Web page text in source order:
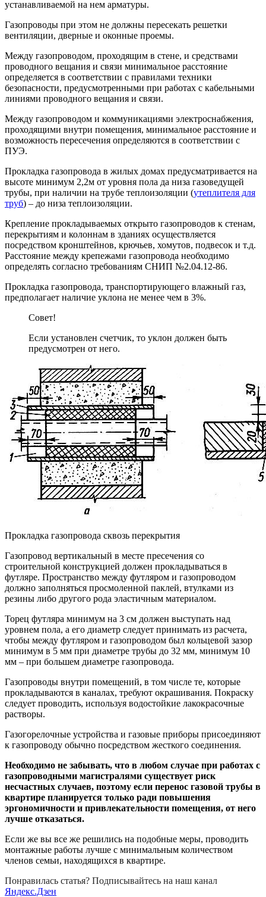
устанавливаемой на нем арматуры.
Газопроводы при этом не должны пересекать решетки
вентиляции, дверные и оконные проемы.
Между газопроводом, проходящим в стене, и средствами
проводного вещания и связи минимальное расстояние
определяется в соответствии с правилами техники
безопасности, предусмотренными при работах с кабельными
линиями проводного вещания и связи.
Между газопроводом и коммуникациями электроснабжения,
проходящими внутри помещения, минимальное расстояние и
возможность пересечения определяются в соответствии с
ПУЭ.
Прокладка газопровода в жилых домах предусматривается на
высоте минимум 2,2м от уровня пола да низа газоведущей
трубы, при наличии на трубе теплоизоляции (утеплителя для
труб) – до низа теплоизоляции.
Крепление прокладываемых открыто газопроводов к стенам,
перекрытиям и колоннам в зданиях осуществляется
посредством кронштейнов, крючьев, хомутов, подвесок и т.д.
Расстояние между крепежами газопровода необходимо
определять согласно требованиям СНИП №2.04.12-86.
Прокладка газопровода, транспортирующего влажный газ,
предполагает наличие уклона не менее чем в 3%.
Совет!
Если установлен счетчик, то уклон должен быть
предусмотрен от него.
Прокладка газопровода сквозь перекрытия
Газопровод вертикальный в месте пресечения со
строительной конструкцией должен прокладываться в
футляре. Пространство между футляром и газопроводом
должно заполняться просмоленной паклей, втулками из
резины либо другого рода эластичным материалом.
Торец футляра минимум на 3 см должен выступать над
уровнем пола, а его диаметр следует принимать из расчета,
чтобы между футляром и газопроводом был кольцевой зазор
минимум в 5 мм при диаметре трубы до 32 мм, минимум 10
мм – при большем диаметре газопровода.
Газопроводы внутри помещений, в том числе те, которые
прокладываются в каналах, требуют окрашивания. Покраску
следует проводить, используя водостойкие лакокрасочные
растворы.
Газогорелочные устройства и газовые приборы присоединяют
к газопроводу обычно посредством жесткого соединения.
Необходимо не забывать, что в любом случае при работах с
газопроводными магистралями существует риск
несчастных случаев, поэтому если перенос газовой трубы в
квартире планируется только ради повышения
эргономичности и привлекательности помещения, от него
лучше отказаться.
Если же вы все же решились на подобные меры, проводить
монтажные работы лучше с минимальным количеством
членов семьи, находящихся в квартире.
Понравилась статья? Подписывайтесь на наш канал
Яндекс.Дзен